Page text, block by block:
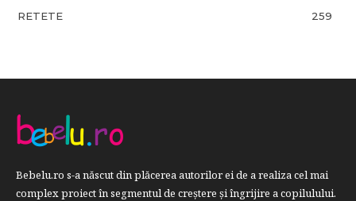
RETETE
259
Bebelu.ro s-a născut din plăcerea autorilor ei de a realiza cel mai
complex proiect în segmentul de creştere şi îngrijire a copilulului.